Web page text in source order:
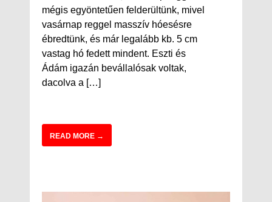
mégis egyöntetűen felderültünk, mivel
vasárnap reggel masszív hóesésre
ébredtünk, és már legalább kb. 5 cm
vastag hó fedett mindent. Eszti és
Ádám igazán bevállalósak voltak,
dacolva a […]
READ MORE →